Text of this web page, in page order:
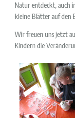
Natur entdeckt, auch
kleine Blätter auf den
Wir freuen uns jetzt
Kindern die